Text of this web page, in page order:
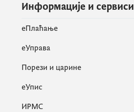
Информације и сервиси
eПлаћање
еУправа
Порези и царине
eУпис
ИРМС